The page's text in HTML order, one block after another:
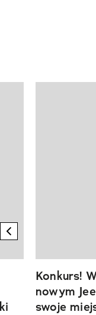
previous element
Konkurs!
nowym
swoje